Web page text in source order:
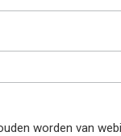
worden van